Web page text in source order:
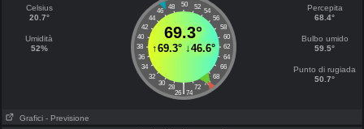
Celsius
20.7°
Umidità
52%
50
48 52
46
54
44
56
42
58
40
60
38
62
36
64
34
66
32
68
30
70
28 72
|
26 74
69.3°
↑69.3°↓46.6°
Percepita
68.4°
Bulbo umido
59.5°
Punto di rugiada
50.7°
Grafici - Previsione